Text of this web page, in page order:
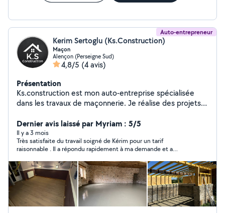
Auto-entrepreneur
Kerim Sertoglu (Ks.Construction)
Maçon
Alençon (Perseigne Sud)
4,8/5 (4 avis)
Présentation
Ks.construction est mon auto-entreprise spécialisée
dans les travaux de maçonnerie. Je réalise des projets
d'honneur à la qualité et à la satisfaction de mes clients.
Je m'adapte à vos besoins spécifiques. Mon expertise
me permet de garantir un travail soigné et respectueux
des délais.
Dernier avis laissé par Myriam : 5/5
Il y a 3 mois
Très satisfaite du travail soigné de Kérim pour un tarif
raisonnable . Il a répondu rapidement à ma demande et a
serviable que je n'hésiterais pas à recontacter pour un autre
chantier.